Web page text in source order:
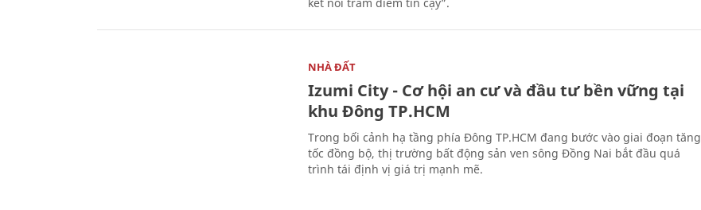
NHÀ ĐẤT
Izumi City - Cơ hội an cư và đầu tư bền vững tại
khu Đông TP.HCM
Trong bối cảnh hạ tầng phía Đông TP.HCM đang bước vào giai đoạn tăng
tốc đồng bộ, thị trường bất động sản ven sông Đồng Nai bắt đầu quá
trình tái định vị giá trị mạnh mẽ.